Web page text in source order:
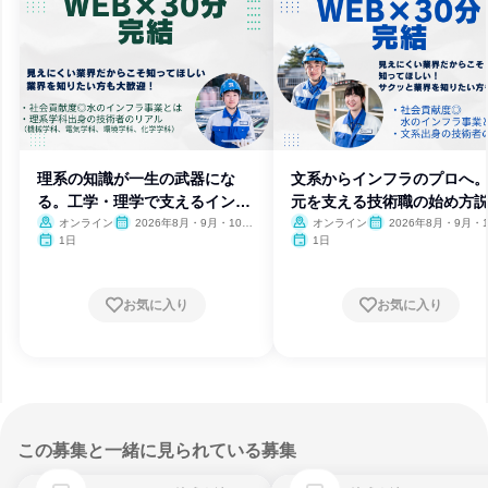
理系の知識が一生の武器にな
る。工学・理学で支えるインフ
ラ技術オンライン
2026年8月・9月・10
1日
お気に入り
文系からインフラのプロへ
元を支える技術職の始め方
会
オンライン
2026年8月・9月・
1日
お気に入り
この募集と一緒に見られている募集